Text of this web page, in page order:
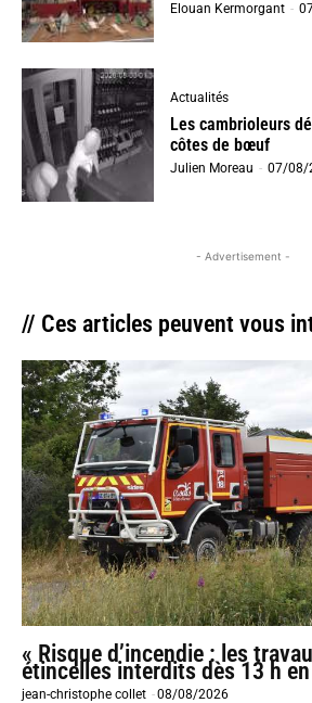
Elouan Kermorgant -
Actualités
Les cambrioleurs
côtes de bœuf
Julien Moreau - 07/08/
- Advertisement -
// Ces articles peuvent vous
« Risque d’incendie : les
étincelles interdits dès 13 h
jean-christophe collet -08/08/2026